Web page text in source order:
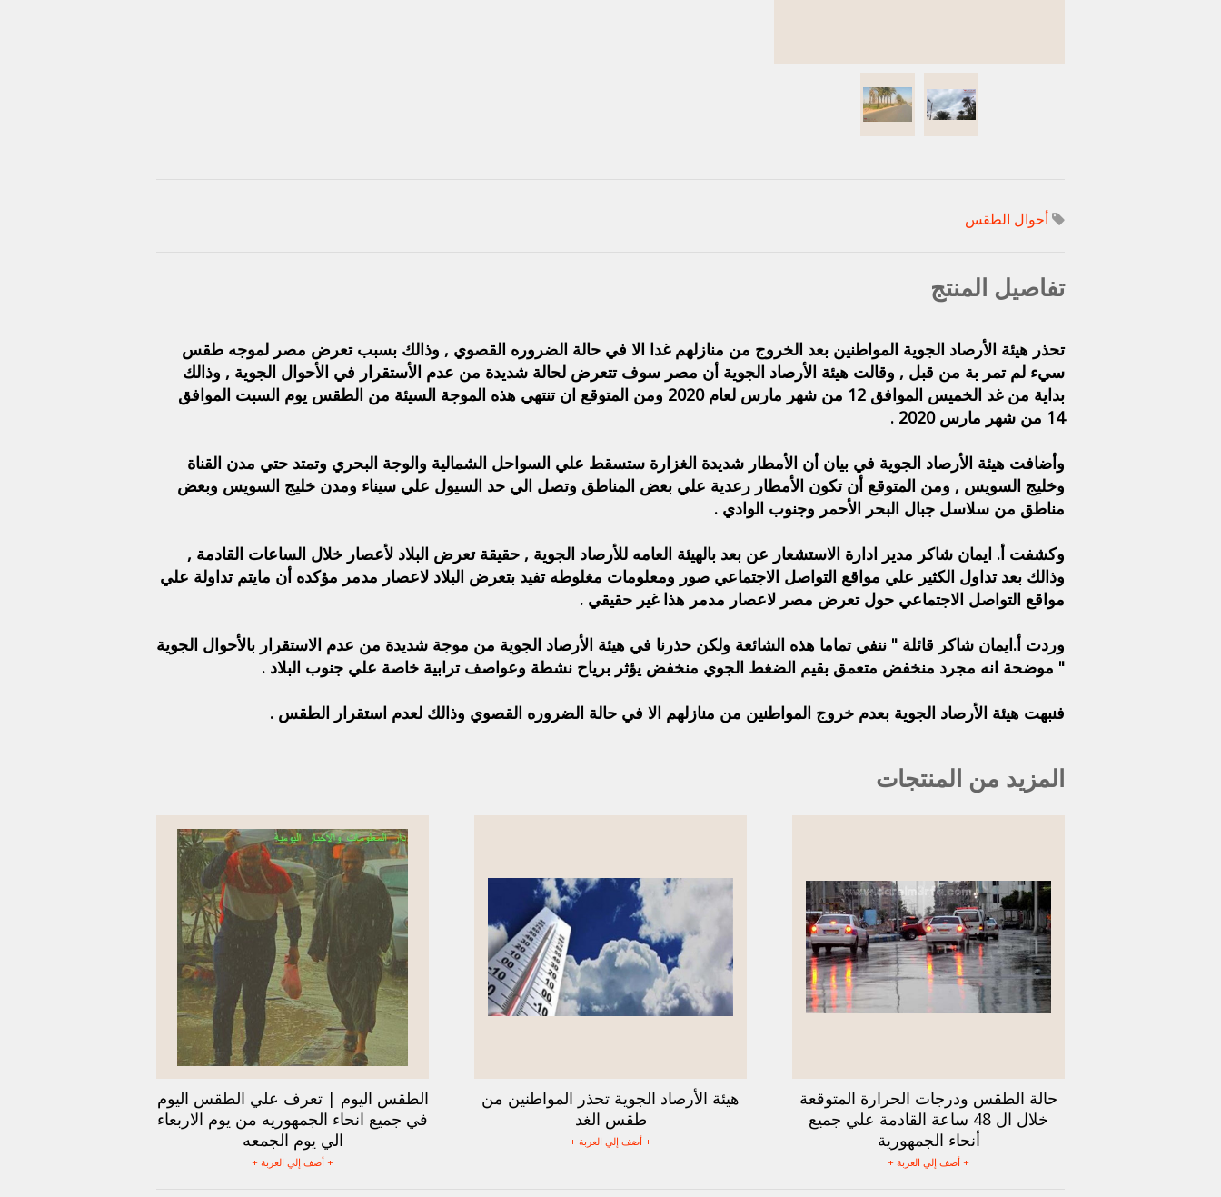
أحوال الطقس
تفاصيل المنتج
تحذر هيئة الأرصاد الجوية المواطنين بعد الخروج من منازلهم غدا الا في حالة الضروره القصوي , وذالك بسبب تعرض مصر لموجه طقس
سيء لم تمر بة من قبل , وقالت هيئة الأرصاد الجوية أن مصر سوف تتعرض لحالة شديدة من عدم الأستقرار في الأحوال الجوية , وذالك
بداية من غد الخميس الموافق 12 من شهر مارس لعام 2020 ومن المتوقع ان تنتهي هذه الموجة السيئة من الطقس يوم السبت الموافق
14 من شهر مارس 2020 .
وأضافت هيئة الأرصاد الجوية في بيان أن الأمطار شديدة الغزارة ستسقط علي السواحل الشمالية والوجة البحري وتمتد حتي مدن القناة
وخليج السويس , ومن المتوقع أن تكون الأمطار رعدية علي بعض المناطق وتصل الي حد السيول علي سيناء ومدن خليج السويس وبعض
مناطق من سلاسل جبال البحر الأحمر وجنوب الوادي .
وكشفت أ. ايمان شاكر مدير ادارة الاستشعار عن بعد بالهيئة العامه للأرصاد الجوية , حقيقة تعرض البلاد لأعصار خلال الساعات القادمة ,
وذالك بعد تداول الكثير علي مواقع التواصل الاجتماعي صور ومعلومات مغلوطه تفيد بتعرض البلاد لاعصار مدمر مؤكده أن مايتم تداولة علي
مواقع التواصل الاجتماعي حول تعرض مصر لاعصار مدمر هذا غير حقيقي .
وردت أ.ايمان شاكر قائلة " ننفي تماما هذه الشائعة ولكن حذرنا في هيئة الأرصاد الجوية من موجة شديدة من عدم الاستقرار بالأحوال الجوية
" موضحة انه مجرد منخفض متعمق بقيم الضغط الجوي منخفض يؤثر برياح نشطة وعواصف ترابية خاصة علي جنوب البلاد .
فنبهت هيئة الأرصاد الجوية بعدم خروج المواطنين من منازلهم الا في حالة الضروره القصوي وذالك لعدم استقرار الطقس .
المزيد من المنتجات
حالة الطقس ودرجات الحرارة المتوقعة
خلال ال 48 ساعة القادمة علي جميع
أنحاء الجمهورية
+ أضف إلي العربة +
هيئة الأرصاد الجوية تحذر المواطنين من
طقس الغد
+ أضف إلي العربة +
الطقس اليوم | تعرف علي الطقس اليوم
في جميع انحاء الجمهوريه من يوم الاربعاء
الي يوم الجمعه
+ أضف إلي العربة +